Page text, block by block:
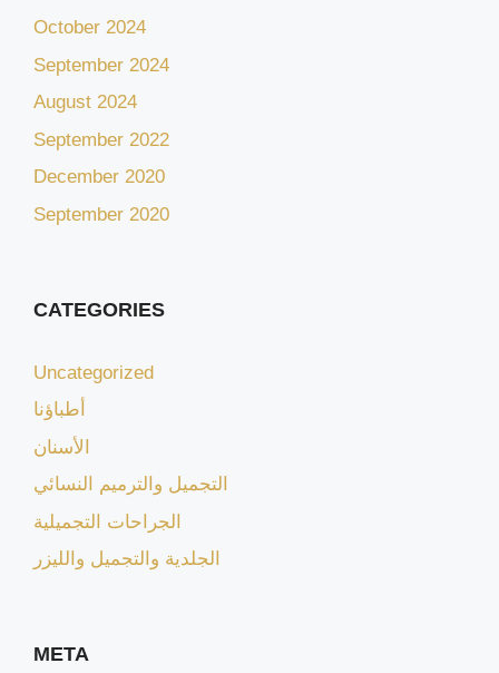
October 2024
September 2024
August 2024
September 2022
December 2020
September 2020
CATEGORIES
Uncategorized
أطباؤنا
الأسنان
التجميل والترميم النسائي
الجراحات التجميلية
الجلدية والتجميل والليزر
META